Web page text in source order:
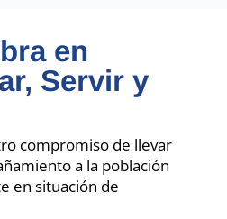
en
Servir y
compromiso de llevar
a la población
en situación de